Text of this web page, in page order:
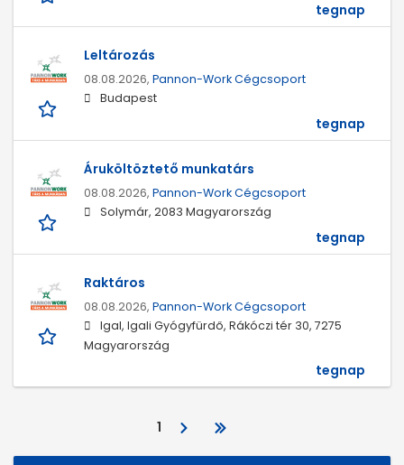
tegnap
Leltározás
08.08.2026, Pannon-Work Cégcsoport
Budapest
tegnap
Áruköltöztető munkatárs
08.08.2026, Pannon-Work Cégcsoport
Solymár, 2083 Magyarország
tegnap
Raktáros
08.08.2026, Pannon-Work Cégcsoport
Igal, Igali Gyógyfürdő, Rákóczi tér 30, 7275
Magyarország
tegnap
1